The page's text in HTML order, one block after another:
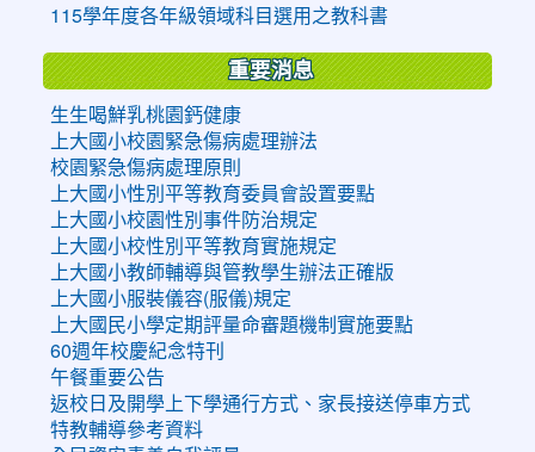
115學年度各年級領域科目選用之教科書
重要消息
生生喝鮮乳桃園鈣健康
上大國小校園緊急傷病處理辦法
校園緊急傷病處理原則
上大國小性別平等教育委員會設置要點
上大國小校園性別事件防治規定
上大國小校性別平等教育實施規定
上大國小教師輔導與管教學生辦法正確版
上大國小服裝儀容(服儀)規定
上大國民小學定期評量命審題機制實施要點
60週年校慶紀念特刊
午餐重要公告
返校日及開學上下學通行方式、家長接送停車方式
特教輔導參考資料